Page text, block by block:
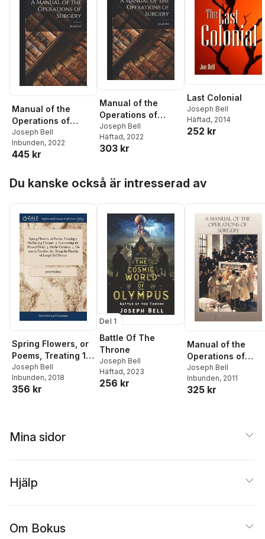
Manual of the
Operations of
Surgery
Joseph Bell
Inbunden, 2022
445 kr
Manual of the
Operations of
Surgery
Joseph Bell
Häftad, 2022
303 kr
Last Colonial
Joseph Bell
Häftad, 2014
252 kr
Du kanske också är intresserad av
Spring Flowers, or
Poems, Treating 1.
On Passing
Pleasure. 2.
Concerning the
&c. Being the
Bell Printer
Joseph Bell
Inbunden, 2018
356 kr
Del 1
Battle Of The
Throne
Joseph Bell
Häftad, 2023
256 kr
Manual of the
Operations of
Surgery
Joseph Bell
Inbunden, 2011
325 kr
Mina sidor
Hjälp
Om Bokus